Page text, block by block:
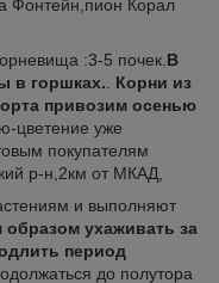
Фонтейн,пион Корал
:3-5 почек. В
в горшках.
Корни из
привозим осенью
цветение уже
покупателям
р-н,2км от МКАД,
и выполняют
ухаживать за
период
до полутора